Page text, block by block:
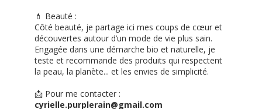
💄 Beauté :
Côté beauté, je partage ici mes coups de cœur et
découvertes autour d’un mode de vie plus sain.
Engagée dans une démarche bio et naturelle, je
teste et recommande des produits qui respectent
la peau, la planète... et les envies de simplicité.
📩 Pour me contacter :
cyrielle.purplerain@gmail.com